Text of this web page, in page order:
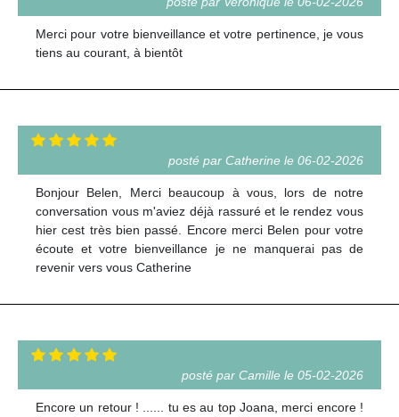
Merci pour votre bienveillance et votre pertinence, je vous
tiens au courant, à bientôt
posté par Catherine le 06-02-2026
Bonjour Belen, Merci beaucoup à vous, lors de notre
conversation vous m'aviez déjà rassuré et le rendez vous
hier cest très bien passé. Encore merci Belen pour votre
écoute et votre bienveillance je ne manquerai pas de
revenir vers vous Catherine
posté par Camille le 05-02-2026
Encore un retour ! ...... tu es au top Joana, merci encore !